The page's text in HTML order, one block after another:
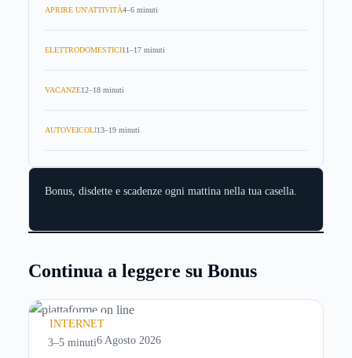
APRIRE UN'ATTIVITÀ4–6 minuti
ELETTRODOMESTICI11–17 minuti
VACANZE12–18 minuti
AUTOVEICOLI13–19 minuti
Bonus, disdette e scadenze ogni mattina nella tua casella.
Continua a leggere su Bonus
INTERNET
3–5 minuti6 Agosto 2026